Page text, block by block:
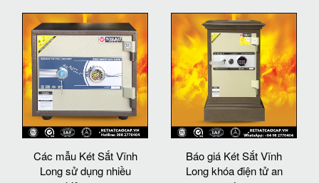
Các mẫu Két Sắt Vĩnh
Long sử dụng nhiều
Báo giá Két Sắt Vĩnh
Long khóa điện tử an